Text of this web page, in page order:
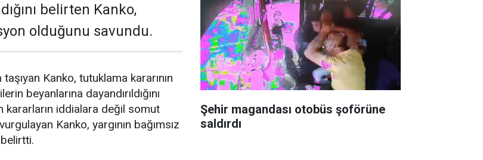
belirten Kanko,
olduğunu savundu.
Kanko, tutuklama kararının
beyanlarına dayandırıldığını
kararların iddialara değil somut
Kanko, yargının bağımsız
Şehir magandası otobüs şoförüne
saldırdı